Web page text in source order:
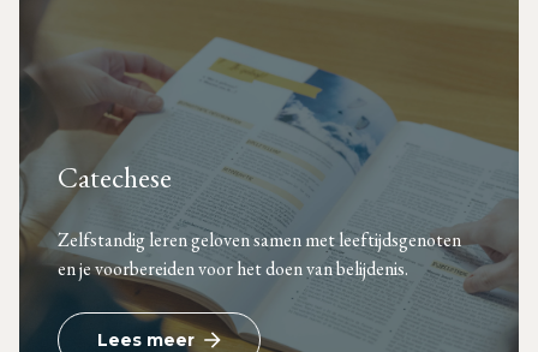
Catechese
Zelfstandig leren geloven samen met leeftijdsgenoten
en je voorbereiden voor het doen van belijdenis.
Lees meer